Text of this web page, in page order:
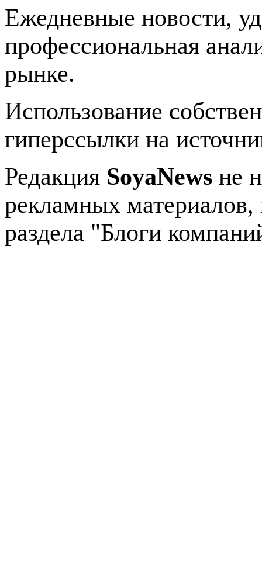
Ежедневные новости,
профессиональная
рынке.
Использование
гиперссылки на
Редакция SoyaNews не
рекламных
раздела "Блоги